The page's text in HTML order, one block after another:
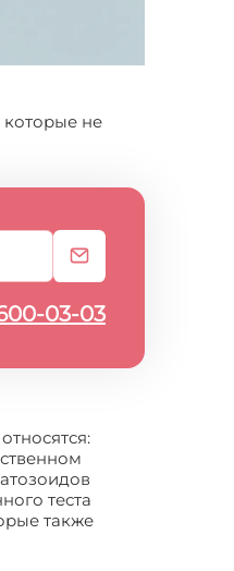
которые не
03-03
теста
также